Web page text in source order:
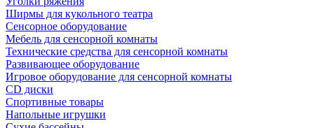
Ширмы для кукольного театра
Сенсорное оборудование
Мебель для сенсорной комнаты
Технические средства для сенсорной комнаты
Развивающее оборудование
Игровое оборудование для сенсорной комнаты
CD диски
Спортивные товары
Напольные игрушки